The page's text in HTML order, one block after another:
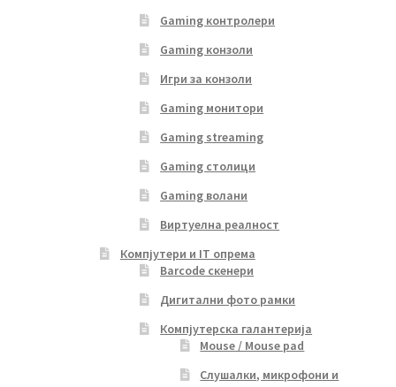
Gaming контролери
Gaming конзоли
Игри за конзоли
Gaming монитори
Gaming streaming
Gaming столици
Gaming волани
Виртуелна реалност
Компјутери и IT опрема
Barcode скенери
Дигитални фото рамки
Компјутерска галантерија
Mouse / Mouse pad
Слушалки, микрофони и